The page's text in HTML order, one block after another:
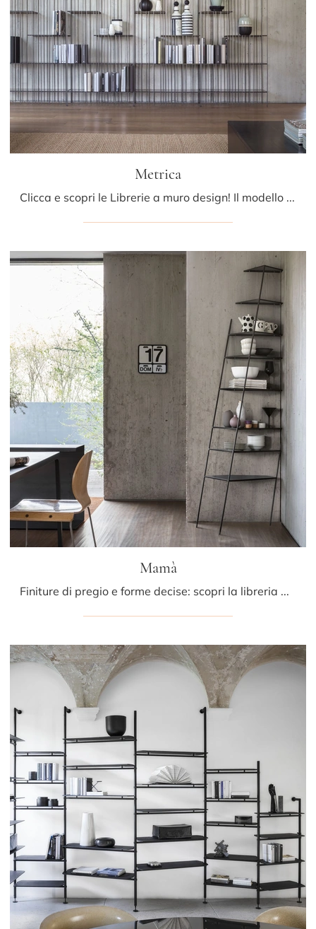
Metrica
Clicca e scopri le Librerie a muro design! Il modello Metrica Mogg saprà completare un living pratico e operativo.
Mamà
Finiture di pregio e forme decise: scopri la libreria Mamà di Mogg tra le più esclusive Librerie design a muro.